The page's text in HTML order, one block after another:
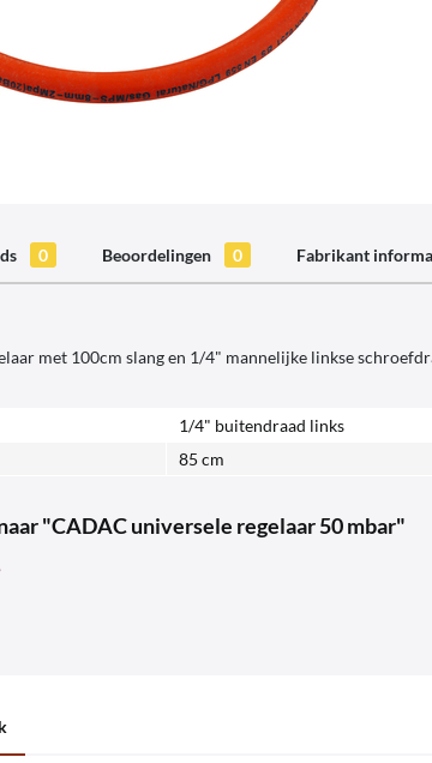
0 Beoordelingen 0 Fabrikant
met 100cm slang en 1/4" mannelijke linkse
1/4" buitendraad links
85 cm
"CADAC universele regelaar 50 mbar"